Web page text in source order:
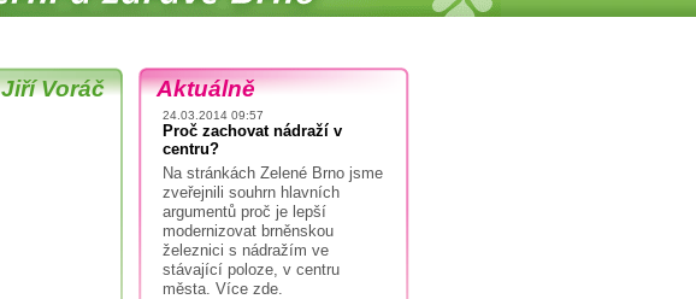
Jiří Voráč Aktuálně
24.03.2014 09:57
Proč zachovat nádraží v
centru?
Na stránkách Zelené Brno jsme
zveřejnili souhrn hlavních
argumentů proč je lepší
modernizovat brněnskou
železnici s nádražím ve
stávající poloze, v centru
města. Více zde.